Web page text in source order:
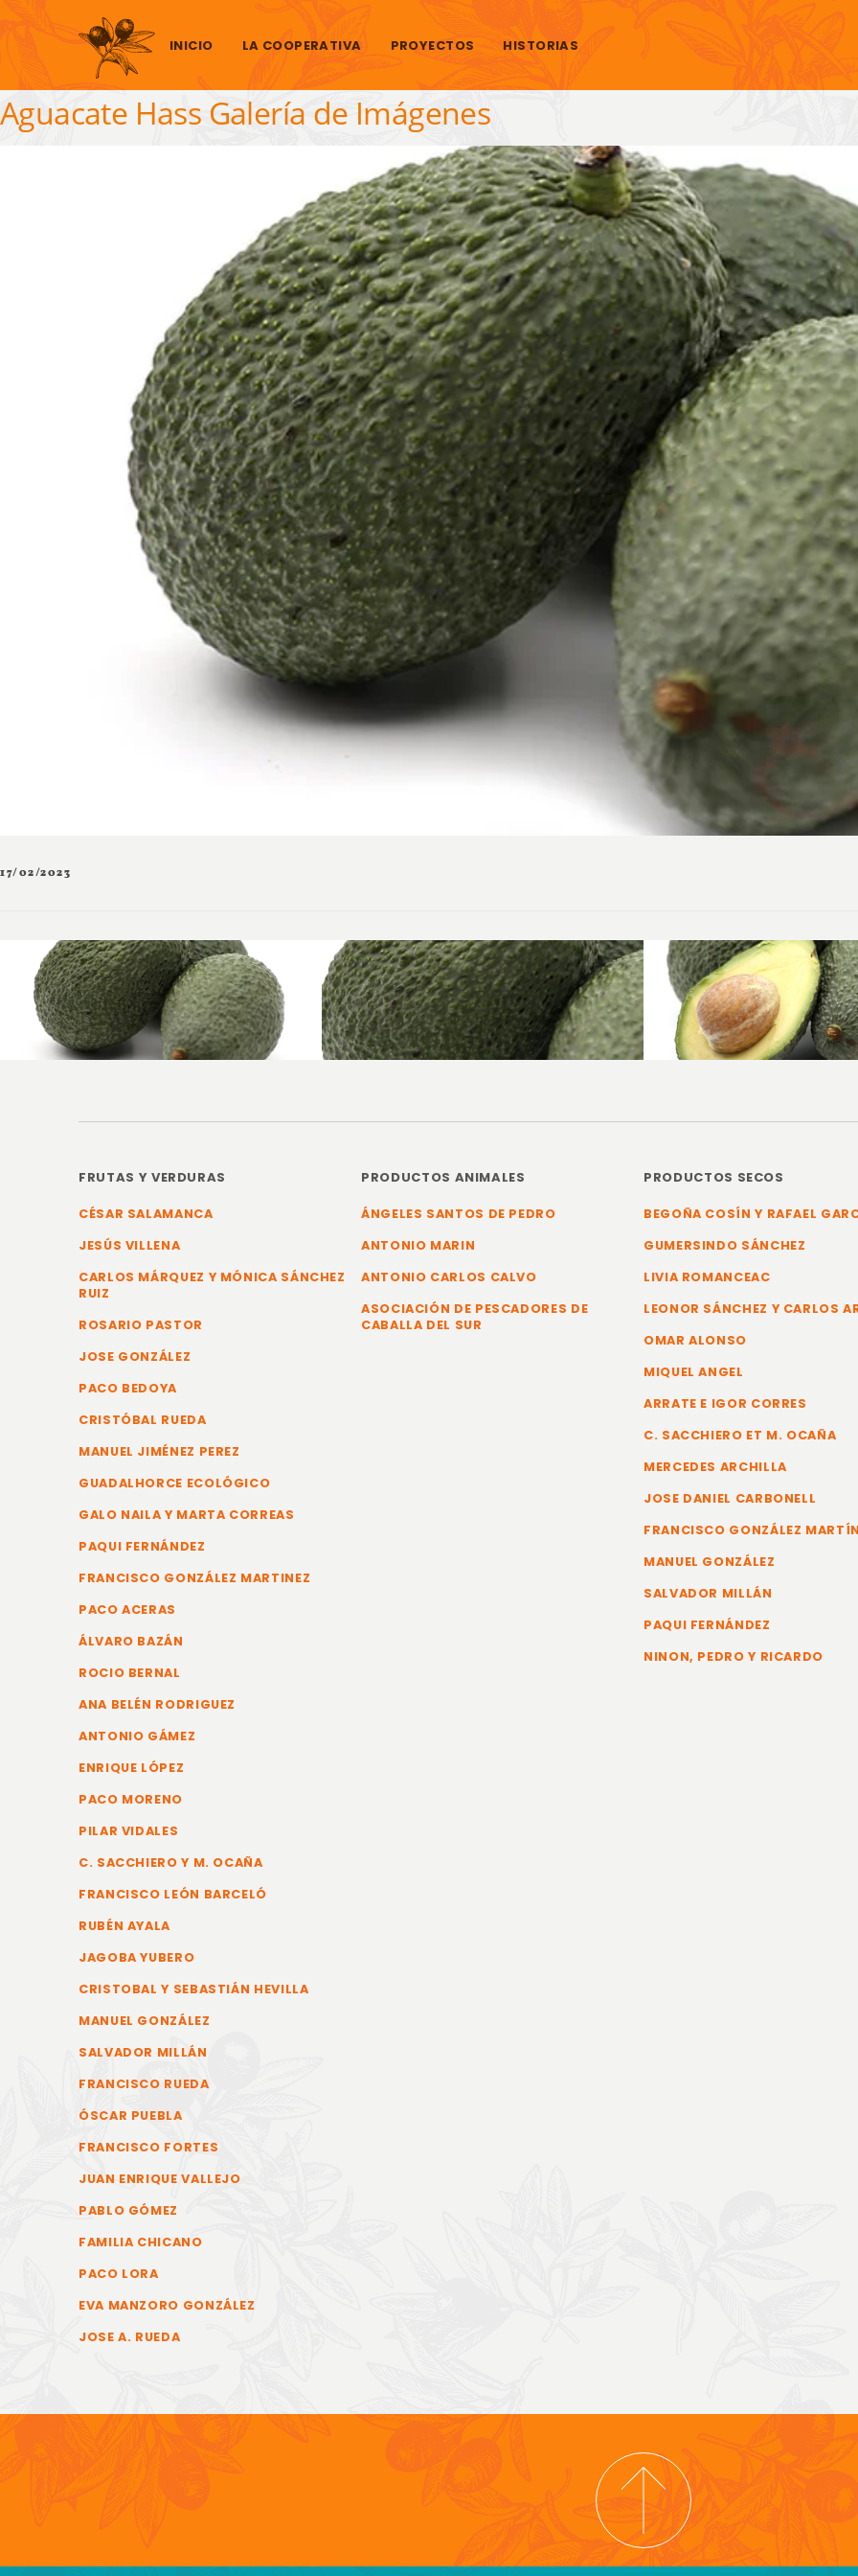
Saltar al contenido
INICIO LA COOPERATIVA PROYECTOS HISTORIAS
Aguacate Hass Galería de Imágenes
17/02/2023
FRUTAS Y VERDURAS
CÉSAR SALAMANCA
JESÚS VILLENA
CARLOS MÁRQUEZ Y MÓNICA SÁNCHEZ
RUIZ
ROSARIO PASTOR
JOSE GONZÁLEZ
PACO BEDOYA
CRISTÓBAL RUEDA
MANUEL JIMÉNEZ PEREZ
GUADALHORCE ECOLÓGICO
GALO NAILA Y MARTA CORREAS
PAQUI FERNÁNDEZ
FRANCISCO GONZÁLEZ MARTINEZ
PACO ACERAS
ÁLVARO BAZÁN
ROCIO BERNAL
ANA BELÉN RODRIGUEZ
ANTONIO GÁMEZ
ENRIQUE LÓPEZ
PACO MORENO
PILAR VIDALES
C. SACCHIERO Y M. OCAÑA
FRANCISCO LEÓN BARCELÓ
RUBÉN AYALA
JAGOBA YUBERO
CRISTOBAL Y SEBASTIÁN HEVILLA
MANUEL GONZÁLEZ
SALVADOR MILLÁN
FRANCISCO RUEDA
ÓSCAR PUEBLA
FRANCISCO FORTES
JUAN ENRIQUE VALLEJO
PABLO GÓMEZ
FAMILIA CHICANO
PACO LORA
EVA MANZORO GONZÁLEZ
JOSE A. RUEDA
PRODUCTOS ANIMALES
ÁNGELES SANTOS DE PEDRO
ANTONIO MARIN
ANTONIO CARLOS CALVO
ASOCIACIÓN DE PESCADORES DE
CABALLA DEL SUR
PRODUCTOS SECOS
BEGOÑA COSÍN Y RAFAEL
GUMERSINDO SÁNCHEZ
LIVIA ROMANCEAC
LEONOR SÁNCHEZ Y CARLOS
OMAR ALONSO
MIQUEL ANGEL
ARRATE E IGOR CORRES
C. SACCHIERO ET M. OCAÑA
MERCEDES ARCHILLA
JOSE DANIEL CARBONELL
FRANCISCO GONZÁLEZ MARTÍN
MANUEL GONZÁLEZ
SALVADOR MILLÁN
PAQUI FERNÁNDEZ
NINON, PEDRO Y RICARDO